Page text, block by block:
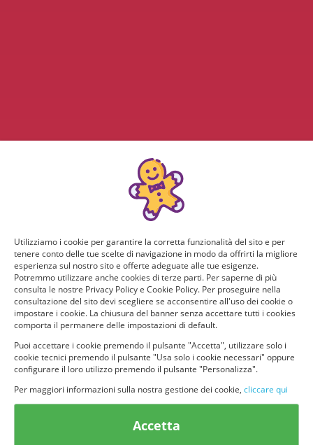
© provaprodottigratis.it 2023 | All Rights Reserved.
Categorie in evidenza
Utilizziamo i cookie per garantire la corretta funzionalità del sito e per
tenere conto delle tue scelte di navigazione in modo da offrirti la migliore
esperienza sul nostro sito e offerte adeguate alle tue esigenze.
Potremmo utilizzare anche cookies di terze parti. Per saperne di più
consulta le nostre Privacy Policy e Cookie Policy. Per proseguire nella
consultazione del sito devi scegliere se acconsentire all'uso dei cookie o
impostare i cookie. La chiusura del banner senza accettare tutti i cookies
comporta il permanere delle impostazioni di default.
Puoi accettare i cookie premendo il pulsante "Accetta", utilizzare solo i
cookie tecnici premendo il pulsante "Usa solo i cookie necessari" oppure
configurare il loro utilizzo premendo il pulsante "Personalizza".
Per maggiori informazioni sulla nostra gestione dei cookie, cliccare qui
Accetta